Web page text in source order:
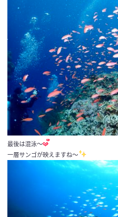
最後は混泳〜
一層サンゴが映えますね〜